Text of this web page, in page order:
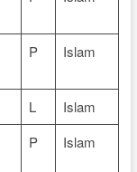
P Islam
L
Islam
P Islam